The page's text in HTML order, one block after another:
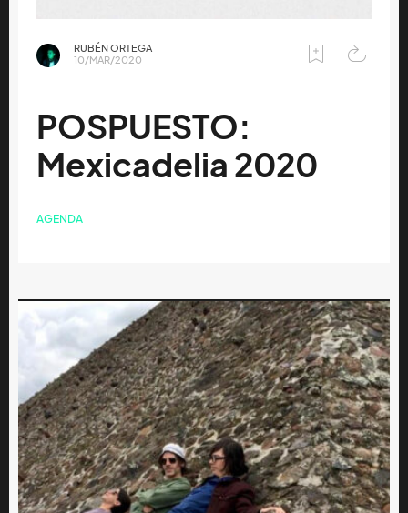
RUBÉN ORTEGA
10/MAR/2020
POSPUESTO:
Mexicadelia 2020
AGENDA